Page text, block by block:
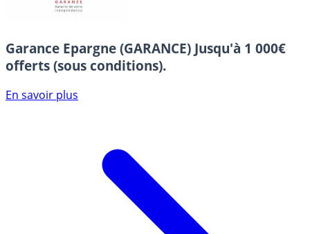
Garance Epargne (GARANCE) Jusqu'à 1 000€
offerts (sous conditions).
En savoir plus